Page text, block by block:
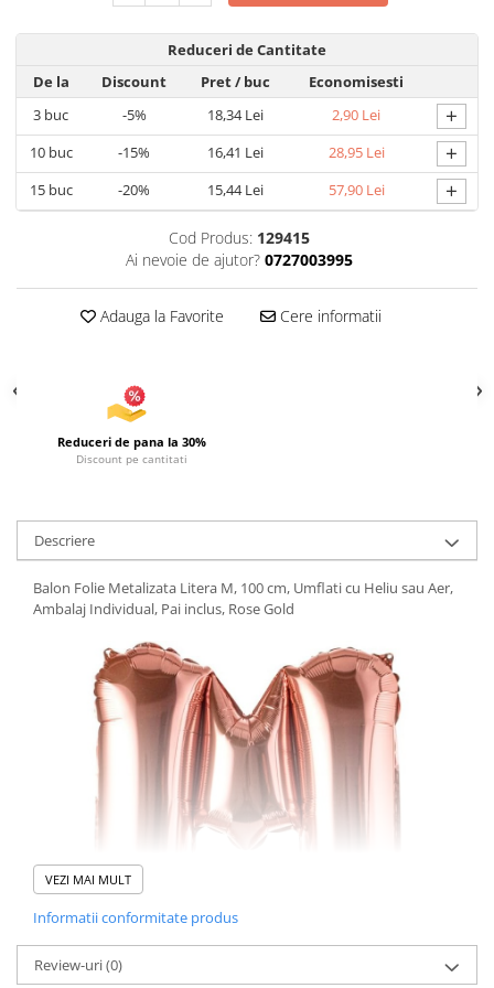
Articole pentru Iluminat
Lampi de veghe
Articole si, Echipamente pentru
Transport şi Ridicat
Pelerine, Umbrele si Accesorii
Videoproiectoare
Reduceri de Cantitate
De la
Discount Pret/ buc
Economisesti
3 buc -5% 18,34 Lei 2,90 Lei +
10buc -15% 16,41 Lei 28,95 Lei +
15buc -20% 15,44 Lei 57,90 Lei +
Cod Produs: 129415
Ai nevoie de ajutor? 0727003995
Adauga la Favorite Cere informatii
Reduceri de pana la 30%
Discount pe cantitati
Descriere
Balon Folie Metalizata Litera M, 100 cm, Umflati cu Heliu sau Aer,
Ambalaj Individual, Pai inclus, Rose Gold
VEZI MAI MULT
Informatii conformitate produs
Review-uri(0)